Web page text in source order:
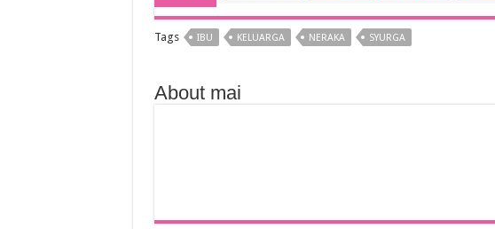
Tags IBU KELUARGA NERAKA SYURGA
About mai